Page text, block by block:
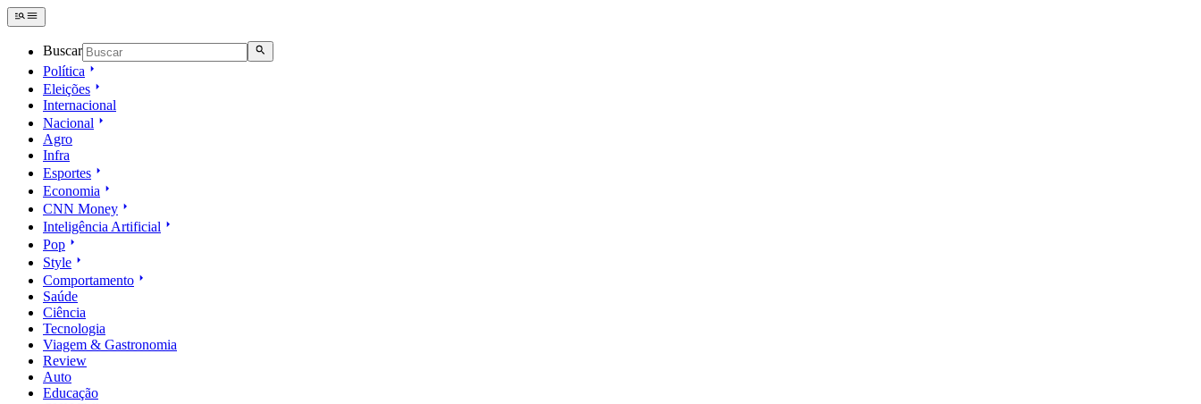
Buscar
Política
Eleições
Internacional
Nacional
Agro
Infra
Esportes
Economia
CNN Money
Inteligência Artificial
Pop
Style
Comportamento
Saúde
Ciência
Tecnologia
Viagem & Gastronomia
Review
Auto
Educação